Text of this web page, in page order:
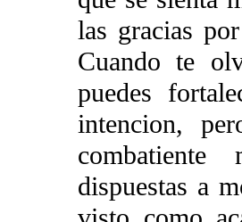
las gracias
Cuando te
puedes
intencion,
dispuestas a